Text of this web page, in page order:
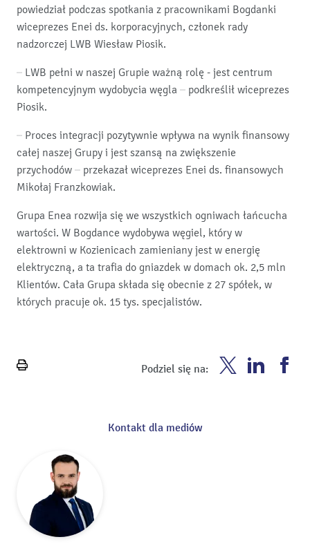
powiedział podczas spotkania z pracownikami Bogdanki
wiceprezes Enei ds. korporacyjnych, członek rady
nadzorczej LWB Wiesław Piosik.
– LWB pełni w naszej Grupie ważną rolę - jest centrum
kompetencyjnym wydobycia węgla – podkreślił wiceprezes
Piosik.
– Proces integracji pozytywnie wpływa na wynik finansowy
całej naszej Grupy i jest szansą na zwiększenie
przychodów – przekazał wiceprezes Enei ds. finansowych
Mikołaj Franzkowiak.
Grupa Enea rozwija się we wszystkich ogniwach łańcucha
wartości. W Bogdance wydobywa węgiel, który w
elektrowni w Kozienicach zamieniany jest w energię
elektryczną, a ta trafia do gniazdek w domach ok. 2,5 mln
Klientów. Cała Grupa składa się obecnie z 27 spółek, w
których pracuje ok. 15 tys. specjalistów.
Wydrukuj
Podziel się na:
Enea Enea
Kontakt dla mediów